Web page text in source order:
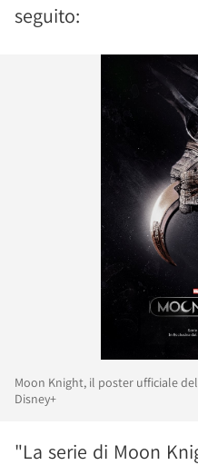
seguito:
Moon Knight, il poster ufficiale
Disney+
"La serie di Moon